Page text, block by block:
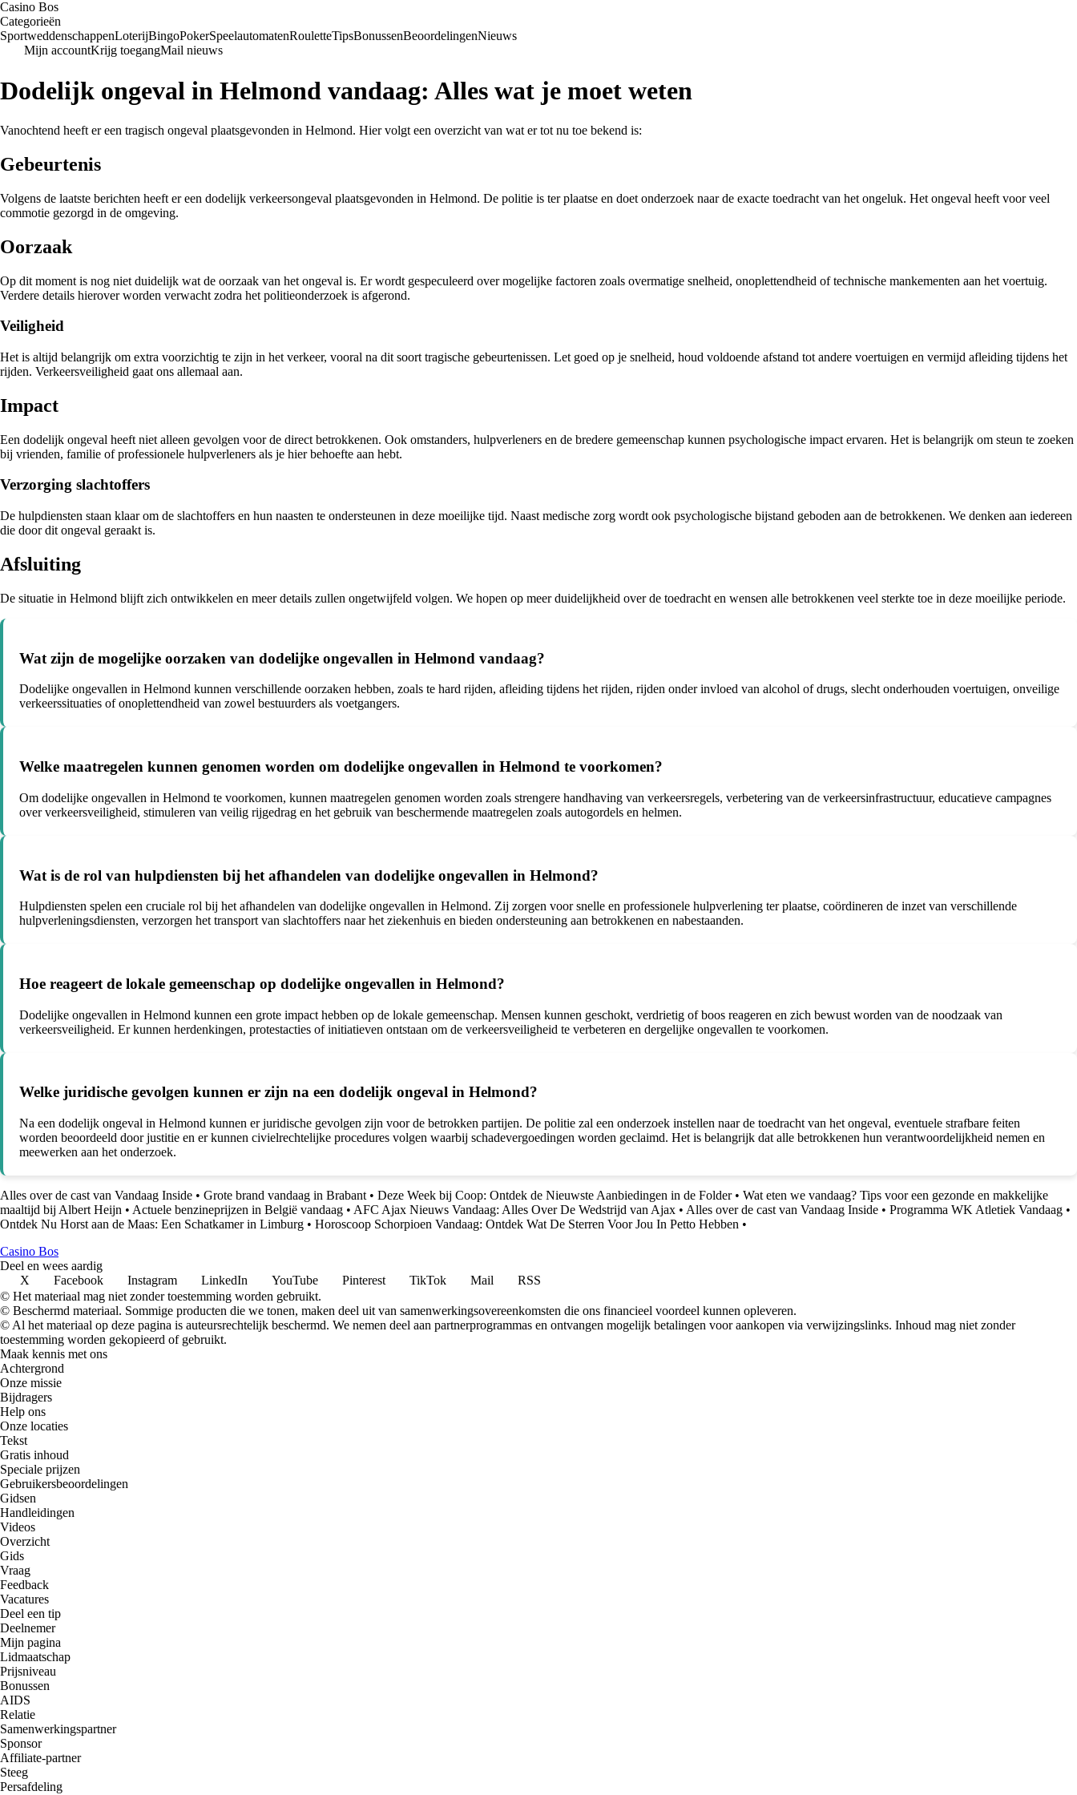
Casino Bos
Categorieën
SportweddenschappenLoterijBingoPokerSpeelautomatenRouletteTipsBonussenBeoordelingenNieuws
Mijn accountKrijg toegangMail nieuws
Dodelijk ongeval in Helmond vandaag: Alles wat je moet weten
Vanochtend heeft er een tragisch ongeval plaatsgevonden in Helmond. Hier volgt een overzicht van wat er tot nu toe bekend is:
Gebeurtenis
Volgens de laatste berichten heeft er een dodelijk verkeersongeval plaatsgevonden in Helmond. De politie is ter plaatse en doet onderzoek naar de exacte toedracht van het ongeluk. Het ongeval heeft voor veel
commotie gezorgd in de omgeving.
Oorzaak
Op dit moment is nog niet duidelijk wat de oorzaak van het ongeval is. Er wordt gespeculeerd over mogelijke factoren zoals overmatige snelheid, onoplettendheid of technische mankementen aan het voertuig.
Verdere details hierover worden verwacht zodra het politieonderzoek is afgerond.
Veiligheid
Het is altijd belangrijk om extra voorzichtig te zijn in het verkeer, vooral na dit soort tragische gebeurtenissen. Let goed op je snelheid, houd voldoende afstand tot andere voertuigen en vermijd afleiding tijdens het
rijden. Verkeersveiligheid gaat ons allemaal aan.
Impact
Een dodelijk ongeval heeft niet alleen gevolgen voor de direct betrokkenen. Ook omstanders, hulpverleners en de bredere gemeenschap kunnen psychologische impact ervaren. Het is belangrijk om steun te zoeken
bij vrienden, familie of professionele hulpverleners als je hier behoefte aan hebt.
Verzorging slachtoffers
De hulpdiensten staan klaar om de slachtoffers en hun naasten te ondersteunen in deze moeilijke tijd. Naast medische zorg wordt ook psychologische bijstand geboden aan de betrokkenen. We denken aan iedereen
die door dit ongeval geraakt is.
Afsluiting
De situatie in Helmond blijft zich ontwikkelen en meer details zullen ongetwijfeld volgen. We hopen op meer duidelijkheid over de toedracht en wensen alle betrokkenen veel sterkte toe in deze moeilijke periode.
Wat zijn de mogelijke oorzaken van dodelijke ongevallen in Helmond vandaag?
Dodelijke ongevallen in Helmond kunnen verschillende oorzaken hebben, zoals te hard rijden, afleiding tijdens het rijden, rijden onder invloed van alcohol of drugs, slecht onderhouden voertuigen, onveilige
verkeerssituaties of onoplettendheid van zowel bestuurders als voetgangers.
Welke maatregelen kunnen genomen worden om dodelijke ongevallen in Helmond te voorkomen?
Om dodelijke ongevallen in Helmond te voorkomen, kunnen maatregelen genomen worden zoals strengere handhaving van verkeersregels, verbetering van de verkeersinfrastructuur, educatieve campagnes
over verkeersveiligheid, stimuleren van veilig rijgedrag en het gebruik van beschermende maatregelen zoals autogordels en helmen.
Wat is de rol van hulpdiensten bij het afhandelen van dodelijke ongevallen in Helmond?
Hulpdiensten spelen een cruciale rol bij het afhandelen van dodelijke ongevallen in Helmond. Zij zorgen voor snelle en professionele hulpverlening ter plaatse, coördineren de inzet van verschillende
hulpverleningsdiensten, verzorgen het transport van slachtoffers naar het ziekenhuis en bieden ondersteuning aan betrokkenen en nabestaanden.
Hoe reageert de lokale gemeenschap op dodelijke ongevallen in Helmond?
Dodelijke ongevallen in Helmond kunnen een grote impact hebben op de lokale gemeenschap. Mensen kunnen geschokt, verdrietig of boos reageren en zich bewust worden van de noodzaak van
verkeersveiligheid. Er kunnen herdenkingen, protestacties of initiatieven ontstaan om de verkeersveiligheid te verbeteren en dergelijke ongevallen te voorkomen.
Welke juridische gevolgen kunnen er zijn na een dodelijk ongeval in Helmond?
Na een dodelijk ongeval in Helmond kunnen er juridische gevolgen zijn voor de betrokken partijen. De politie zal een onderzoek instellen naar de toedracht van het ongeval, eventuele strafbare feiten
worden beoordeeld door justitie en er kunnen civielrechtelijke procedures volgen waarbij schadevergoedingen worden geclaimd. Het is belangrijk dat alle betrokkenen hun verantwoordelijkheid nemen en
meewerken aan het onderzoek.
Alles over de cast van Vandaag Inside • Grote brand vandaag in Brabant • Deze Week bij Coop: Ontdek de Nieuwste Aanbiedingen in de Folder• Wat eten we vandaag? Tips voor een gezonde en makkelijke
maaltijd bij Albert Heijn • Actuele benzineprijzen in België vandaag • AFC Ajax Nieuws Vandaag: Alles Over De Wedstrijd van Ajax • Alles over de cast van Vandaag Inside • Programma WK Atletiek Vandaag •
Ontdek Nu Horst aan de Maas: Een Schatkamer in Limburg • Horoscoop Schorpioen Vandaag: Ontdek Wat De Sterren Voor Jou In Petto Hebben •
Casino Bos
Deel en wees aardig
X
Facebook Instagram LinkedIn YouTube Pinterest TikTok Mail
RSS
© Het materiaal mag niet zonder toestemming worden gebruikt.
© Beschermd materiaal. Sommige producten die we tonen, maken deel uit van samenwerkingsovereenkomsten die ons financieel voordeel kunnen opleveren.
© Al het materiaal op deze pagina is auteursrechtelijk beschermd. We nemen deel aan partnerprogrammas en ontvangen mogelijk betalingen voor aankopen via verwijzingslinks. Inhoud mag niet zonder
toestemming worden gekopieerd of gebruikt.
Maak kennis met ons
Achtergrond
Onze missie
Bijdragers
Help ons
Onze locaties
Tekst
Gratis inhoud
Speciale prijzen
Gebruikersbeoordelingen
Gidsen
Handleidingen
Videos
Overzicht
Gids
Vraag
Feedback
Vacatures
Deel een tip
Deelnemer
Mijn pagina
Lidmaatschap
Prijsniveau
Bonussen
AIDS
Relatie
Samenwerkingspartner
Sponsor
Affiliate-partner
Steeg
Persafdeling